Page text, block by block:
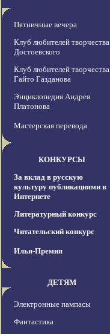
Пятничные вечера
Клуб любителей творчества
Достоевского
Клуб любителей творчества
Гайто Газданова
Энциклопедия Андрея
Платонова
Мастерская перевода
КОНКУРСЫ
За вклад в русскую
культуру публикациями в
Интернете
Литературный конкурс
Читательский конкурс
Илья-Премия
ДЕТЯМ
Электронные пампасы
Фантастика